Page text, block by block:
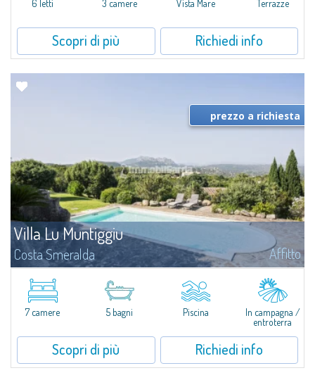
6 letti 3 camere Vista Mare Terrazze
Scopri di più Richiedi info
Villa Lu Muntiggiu
Costa Smeralda Affitto
Splendida villa immersa nel verde sulla collina di Mirialveda, a metà strada
fra Capriccioli e San Pantaleo.Villa Lu Muntiggiu è un grande stazzo
completamente rimodernato, in cui gli spazi sono stati ripensati da zero...
prezzo a richiesta
7 camere 5 bagni Piscina
In campagna /
entroterra
Scopri di più Richiedi info